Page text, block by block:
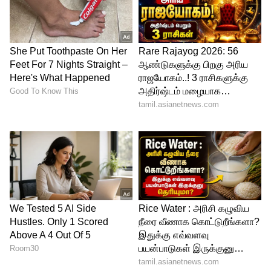
Image Credit : Getty
சாதாரண காத்துக்கு குட்பை சொல்லுங்க!
டயர்களில் காற்று கம்மியாக இருந்தால்,
வண்டி இழுக்க அதிக பெட்ரோல்
பதிலாக 'Nitrogen' காற்றை நிரப்புங்கள்.
இது டயர் சூடாவதைத் தடுத்து, நீண்ட
நாட்களுக்கு காற்றின் அழுத்தத்தைச் சீராக
வைக்கும். இதனால் இன்ஜின் ஸ்மூத்தாகி,
மைலேஜ் 5% முதல் 8% வரை அதிகரிக்கும்.